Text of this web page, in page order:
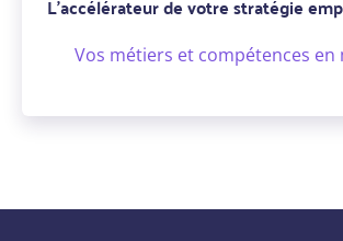
L’accélérateur de votre stratégie
Vos métiers et compétences